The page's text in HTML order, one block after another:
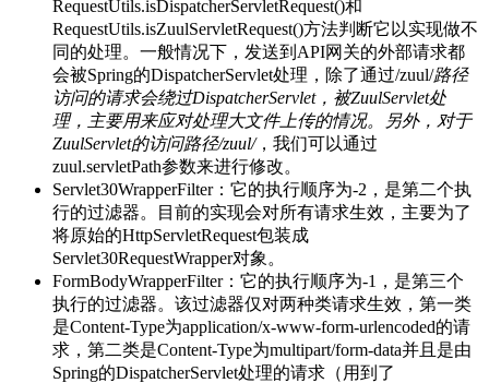
RequestUtils.isDispatcherServletRequest()和
RequestUtils.isZuulServletRequest()方法判断它以实现做不
同的处理。一般情况下，发送到API网关的外部请求都
会被Spring的DispatcherServlet处理，除了通过/zuul/路径
访问的请求会绕过DispatcherServlet，被ZuulServlet处
理，主要用来应对处理大文件上传的情况。另外，对于
ZuulServlet的访问路径/zuul/，我们可以通过
zuul.servletPath参数来进行修改。
Servlet30WrapperFilter：它的执行顺序为-2，是第二个执
行的过滤器。目前的实现会对所有请求生效，主要为了
将原始的HttpServletRequest包装成
Servlet30RequestWrapper对象。
FormBodyWrapperFilter：它的执行顺序为-1，是第三个
执行的过滤器。该过滤器仅对两种类请求生效，第一类
是Content-Type为application/x-www-form-urlencoded的请
求，第二类是Content-Type为multipart/form-data并且是由
Spring的DispatcherServlet处理的请求（用到了